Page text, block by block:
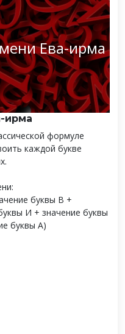
Ева-ирма
ирма
формуле
каждой букве
буквы В +
И + значение буквы
буквы А)